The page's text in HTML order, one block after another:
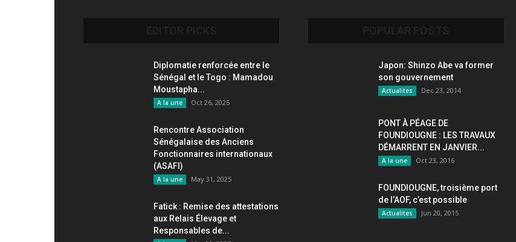
Diplomatie renforcée entre le
Sénégal et le Togo : Mamadou
Moustapha...
A la une Oct 26, 2025
Rencontre Association
Sénégalaise des Anciens
Fonctionnaires internationaux
(ASAFI)
A la une May 31, 2025
Fatick : Remise des attestations
aux Relais Élevage et
Responsables de...
Japon: Shinzo Abe va former
son gouvernement
Actualites Dec 23, 2014
PONT À PÉAGE DE
FOUNDIOUGNE : LES TRAVAUX
DÉMARRENT EN JANVIER...
A la une Oct 23, 2016
FOUNDIOUGNE, troisième port
de l’AOF, c’est possible
Actualites Jun 20, 2015